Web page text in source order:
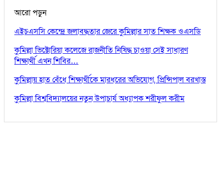
আরো পড়ুন
এইচএসসি কেন্দ্রে জলাবদ্ধতার জেরে কুমিল্লার সাত শিক্ষক ওএসডি
কুমিল্লা ভিক্টোরিয়া কলেজে রাজনীতি নিষিদ্ধ চাওয়া সেই সাধারণ
শিক্ষার্থী এখন শিবির…
কুমিল্লায় হাত বেঁধে শিক্ষার্থীকে মারধরের অভিযোগ, প্রিন্সিপাল বরখাস্ত
কুমিল্লা বিশ্ববিদ্যালয়ের নতুন উপাচার্য অধ্যাপক শরীফুল করীম